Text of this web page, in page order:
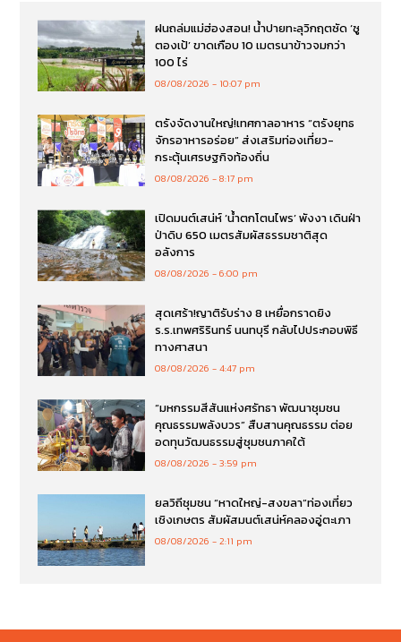
ฝนถล่มแม่ฮ่องสอน! น้ำปายทะลุวิกฤตซัด ‘ซู
ตองเป้’ ขาดเกือบ 10 เมตรนาข้าวจมกว่า
100 ไร่
08/08/2026 10:07 pm
ตรังจัดงานใหญ่!เทศกาลอาหาร “ตรังยุทธ
จักรอาหารอร่อย” ส่งเสริมท่องเที่ยว-
กระตุ้นเศรษฐกิจท้องถิ่น
08/08/2026 8:17 pm
เปิดมนต์เสน่ห์ ‘น้ำตกโตนไพร’ พังงา เดินฝ่า
ป่าดิบ 650 เมตรสัมผัสธรรมชาติสุด
อลังการ
08/08/2026 6:00 pm
สุดเศร้า!ญาติรับร่าง 8 เหยื่อกราดยิง
ร.ร.เทพศริรินทร์ นนทบุรี กลับไปประกอบพิธี
ทางศาสนา
08/08/2026 4:47 pm
“มหกรรมสีสันแห่งศรัทธา พัฒนาชุมชน
คุณธรรมพลังบวร” สืบสานคุณธรรม ต่อย
อดทุนวัฒนธรรมสู่ชุมชนภาคใต้
08/08/2026 3:59 pm
ยลวิถีชุมชน “หาดใหญ่-สงขลา”ท่องเที่ยว
เชิงเกษตร สัมผัสมนต์เสน่ห์คลองอู่ตะเภา
08/08/2026 2:11 pm